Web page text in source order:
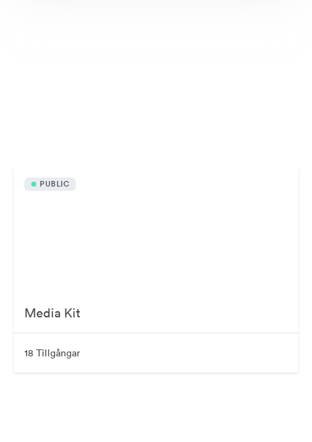
PUBLIC
Media Kit
18 Tillgångar